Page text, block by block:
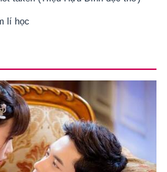
lí học